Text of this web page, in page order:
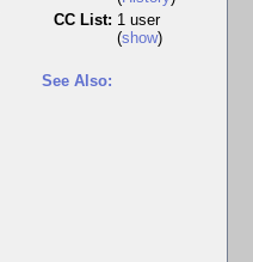
CC List: 1 user
(show)
See Also: